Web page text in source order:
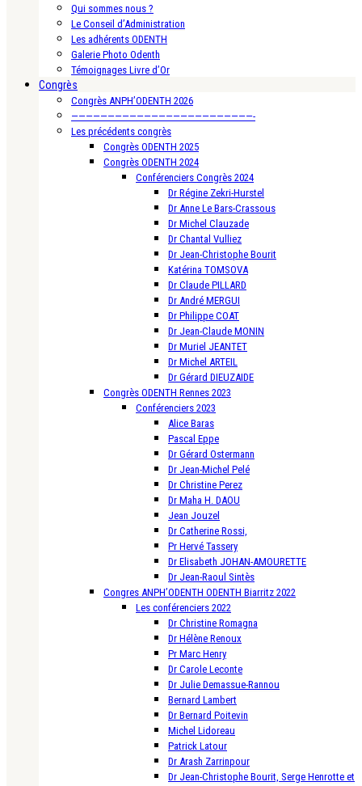
Qui sommes nous ?
Le Conseil d’Administration
Les adhérents ODENTH
Galerie Photo Odenth
Témoignages Livre d’Or
Congrès
Congrès ANPH’ODENTH 2026
—————————————————————————-
Les précédents congrès
Congrès ODENTH 2025
Congrès ODENTH 2024
Conférenciers Congrès 2024
Dr Régine Zekri-Hurstel
Dr Anne Le Bars-Crassous
Dr Michel Clauzade
Dr Chantal Vulliez
Dr Jean-Christophe Bourit
Katérina TOMSOVA
Dr Claude PILLARD
Dr André MERGUI
Dr Philippe COAT
Dr Jean-Claude MONIN
Dr Muriel JEANTET
Dr Michel ARTEIL
Dr Gérard DIEUZAIDE
Congrès ODENTH Rennes 2023
Conférenciers 2023
Alice Baras
Pascal Eppe
Dr Gérard Ostermann
Dr Jean-Michel Pelé
Dr Christine Perez
Dr Maha H. DAOU
Jean Jouzel
Dr Catherine Rossi,
Pr Hervé Tassery
Dr Elisabeth JOHAN-AMOURETTE
Dr Jean-Raoul Sintès
Congres ANPH’ODENTH ODENTH Biarritz 2022
Les conférenciers 2022
Dr Christine Romagna
Dr Hélène Renoux
Pr Marc Henry
Dr Carole Leconte
Dr Julie Demassue-Rannou
Bernard Lambert
Dr Bernard Poitevin
Michel Lidoreau
Patrick Latour
Dr Arash Zarrinpour
Dr Jean-Christophe Bourit, Serge Henrotte et